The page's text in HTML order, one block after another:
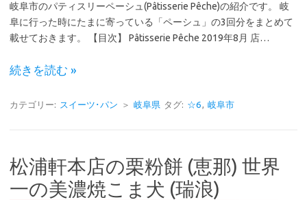
岐阜市のパティスリーペーシュ(Pâtisserie Pêche)の紹介です。 岐
阜に行った時にたまに寄っている「ペーシュ」の3回分をまとめて
載せておきます。 【目次】 Pâtisserie Pêche 2019年8月 店…
続きを読む »
カテゴリー: スイーツ･パン ＞ 岐阜県 タグ: ☆6, 岐阜市
松浦軒本店の栗粉餅 (恵那) 世界
一の美濃焼こま犬 (瑞浪)